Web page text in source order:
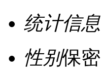
统计信息
性别保密